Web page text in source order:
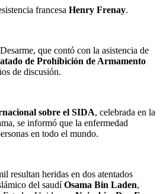
francesa Henry Frenay.
que contó con la asistencia de
de Prohibición de Armamento
de discusión.
sobre el SIDA, celebrada en la
se informó que la enfermedad
en todo el mundo.
resultan heridas en dos atentados
del saudíOsama Bin Laden,